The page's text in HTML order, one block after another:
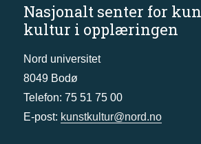
Nasjonalt senter for
kultur i opplæringen
Nord universitet
8049 Bodø
Telefon: 75 51 75 00
E-post: kunstkultur@nord.no